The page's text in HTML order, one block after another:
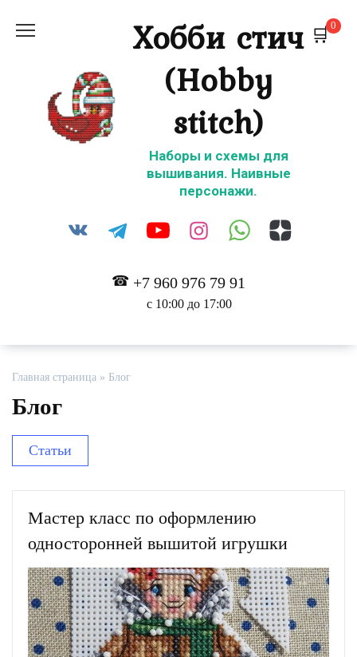
Хобби стич
(Hobby
stitch)
Наборы и схемы для
вышивания. Наивные
персонажи.
+7 960 976 79 91
с 10:00 до 17:00
0
Главная страница » Блог
Блог
Статьи
Мастер класс по оформлению
односторонней вышитой игрушки